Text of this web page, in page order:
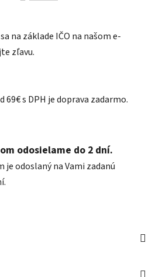
na základe IČO na našom e-
zľavu.
69€ s DPH je doprava zadarmo.
odosielame do 2 dní.
je odoslaný na Vami zadanú